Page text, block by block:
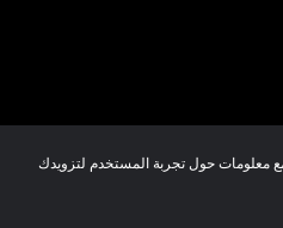
معلومات حول تجربة المستخدم لتزويدك